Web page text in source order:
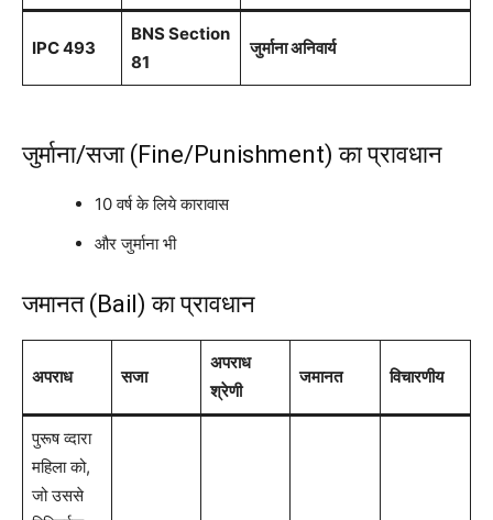
IPC 493
BNS Section
81
जुर्माना अनिवार्य
जुर्माना/सजा (Fine/Punishment) का प्रावधान
10 वर्ष के लिये कारावास
और जुर्माना भी
जमानत (Bail) का प्रावधान
अपराध सजा
अपराध
श्रेणी
जमानत विचारणीय
पुरूष व्दारा
महिला को,
जो उससे